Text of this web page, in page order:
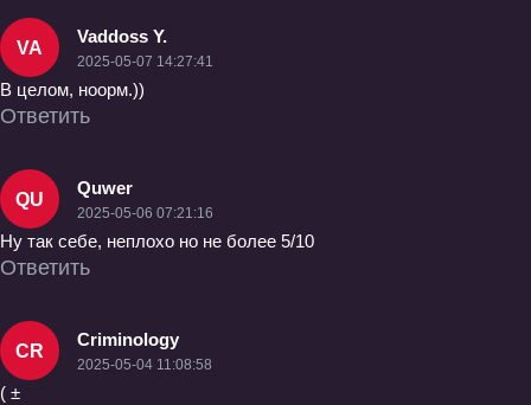
VA
Vaddoss Y.
2025-05-07 14:27:41
В целом, ноорм.))
Ответить
QU
Quwer
2025-05-06 07:21:16
Ну так себе, неплохо но не более 5/10
Ответить
CR
Criminology
2025-05-04 11:08:58
( ±